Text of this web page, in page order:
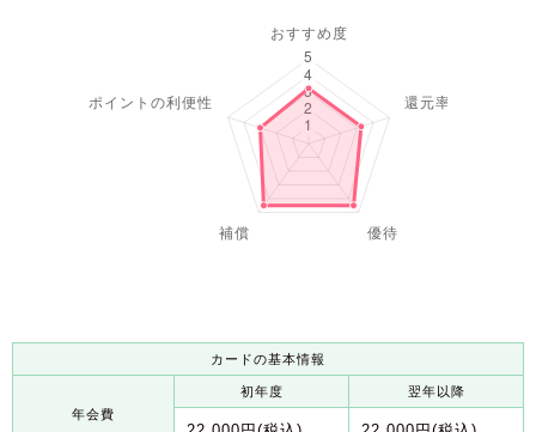
カードの基本情報
年会費
初年度 翌年以降